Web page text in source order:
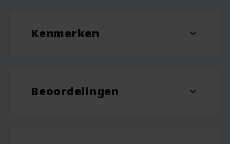
Kenmerken expand_more
Kleur Roze, Blauw
Beoordelingen expand_more